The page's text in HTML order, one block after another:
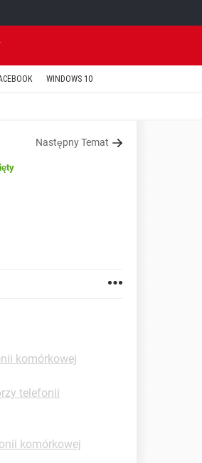
WINDOWS 10
Następny Temat
komórkowej
telefonii
komórkowej